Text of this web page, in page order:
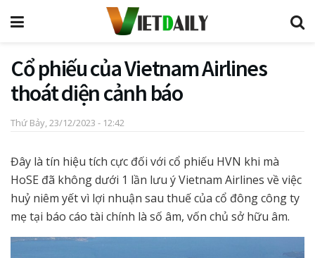
Cổ phiếu của Vietnam Airlines
thoát diện cảnh báo
Thứ Bảy, 23/12/2023 - 12:42
Đây là tín hiệu tích cực đối với cổ phiếu HVN khi mà
HoSE đã không dưới 1 lần lưu ý Vietnam Airlines về việc
huỷ niêm yết vì lợi nhuận sau thuế của cổ đông công ty
mẹ tại báo cáo tài chính là số âm, vốn chủ sở hữu âm.